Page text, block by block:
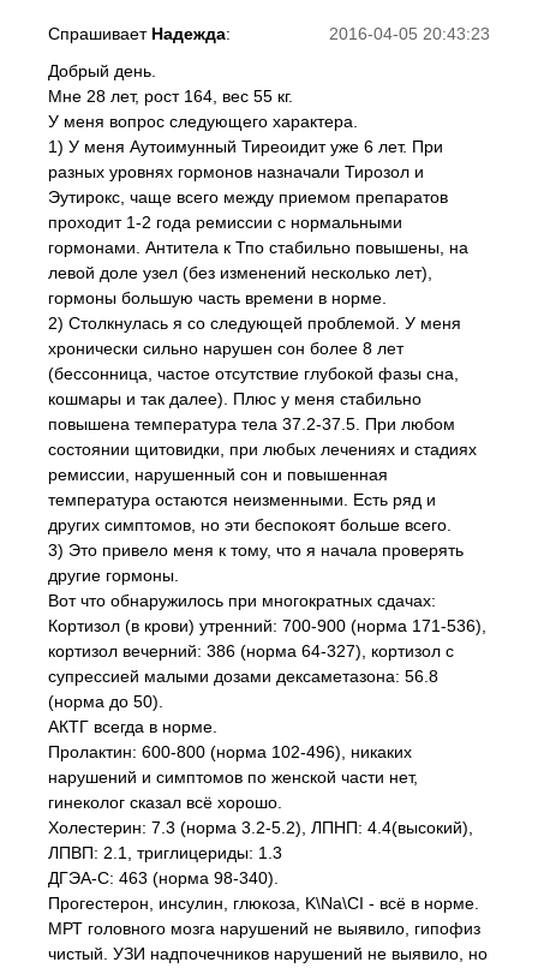
2016-04-05 20:43:23
Спрашивает Надежда:
Добрый день.
Мне 28 лет, рост 164, вес 55 кг.
У меня вопрос следующего характера.
1) У меня Аутоимунный Тиреоидит уже 6 лет. При
разных уровнях гормонов назначали Тирозол и
Эутирокс, чаще всего между приемом препаратов
проходит 1-2 года ремиссии с нормальными
гормонами. Антитела к Тпо стабильно повышены, на
левой доле узел (без изменений несколько лет),
гормоны большую часть времени в норме.
2) Столкнулась я со следующей проблемой. У меня
хронически сильно нарушен сон более 8 лет
(бессонница, частое отсутствие глубокой фазы сна,
кошмары и так далее). Плюс у меня стабильно
повышена температура тела 37.2-37.5. При любом
состоянии щитовидки, при любых лечениях и стадиях
ремиссии, нарушенный сон и повышенная
температура остаются неизменными. Есть ряд и
других симптомов, но эти беспокоят больше всего.
3) Это привело меня к тому, что я начала проверять
другие гормоны.
Вот что обнаружилось при многократных сдачах:
Кортизол (в крови) утренний: 700-900 (норма 171-536),
кортизол вечерний: 386 (норма 64-327), кортизол с
супрессией малыми дозами дексаметазона: 56.8
(норма до 50).
АКТГ всегда в норме.
Пролактин: 600-800 (норма 102-496), никаких
нарушений и симптомов по женской части нет,
гинеколог сказал всё хорошо.
Холестерин: 7.3 (норма 3.2-5.2), ЛПНП: 4.4(высокий),
ЛПВП: 2.1, триглицериды: 1.3
ДГЭА-С: 463 (норма 98-340).
Прогестерон, инсулин, глюкоза, K\Na\CI - всё в норме.
МРТ головного мозга нарушений не выявило, гипофиз
чистый. УЗИ надпочечников нарушений не выявило, но